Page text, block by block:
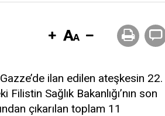
ilan edilen ateşkesin 22.
Sağlık Bakanlığı’nın son
çıkarılan toplam 11